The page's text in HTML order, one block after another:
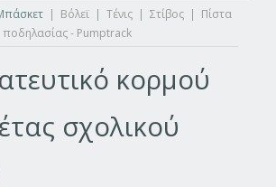
| Βόλεϊ | Τένις | Στίβος | Πίστα
ποδηλασίας - Pumptrack
κορμού
σχολικού